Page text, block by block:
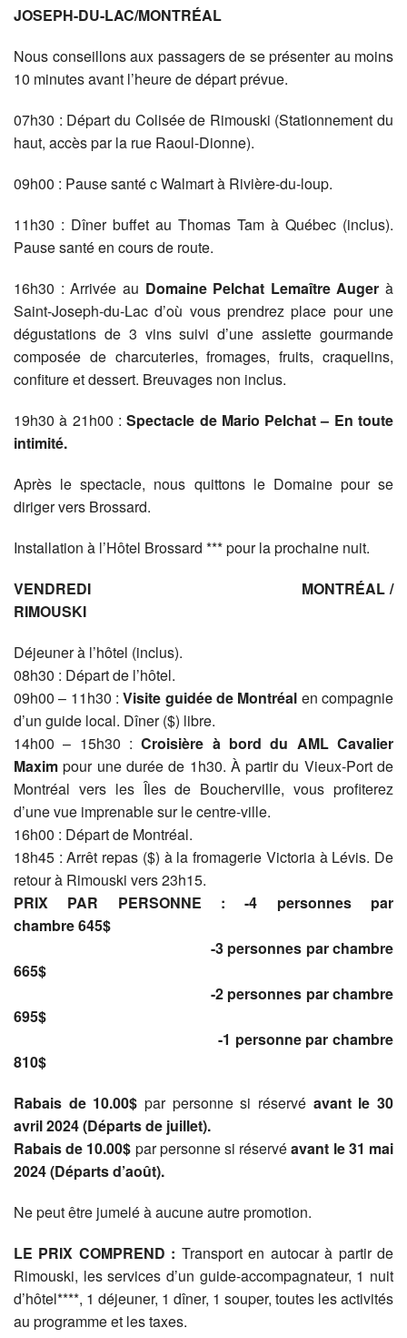
JOSEPH-DU-LAC/MONTRÉAL
Nous conseillons aux passagers de se présenter au moins
10 minutes avant l’heure de départ prévue.
07h30 : Départ du Colisée de Rimouski (Stationnement du
haut, accès par la rue Raoul-Dionne).
09h00 : Pause santé c Walmart à Rivière-du-loup.
11h30 : Dîner buffet au Thomas Tam à Québec (inclus).
Pause santé en cours de route.
16h30 : Arrivée au Domaine Pelchat Lemaître Auger à
Saint-Joseph-du-Lac d’où vous prendrez place pour une
dégustations de 3 vins suivi d’une assiette gourmande
composée de charcuteries, fromages, fruits, craquelins,
confiture et dessert. Breuvages non inclus.
19h30 à 21h00 :Spectacle de Mario Pelchat – En toute
intimité.
Après le spectacle, nous quittons le Domaine pour se
diriger vers Brossard.
Installation à l’Hôtel Brossard *** pour la prochaine nuit.
VENDREDI MONTRÉAL /
RIMOUSKI
Déjeuner à l’hôtel (inclus).
08h30 : Départ de l’hôtel.
09h00 – 11h30 : Visite guidée de Montréal en compagnie
d’un guide local. Dîner ($) libre.
14h00 – 15h30 :Croisière à bord du AML Cavalier
Maxim pour une durée de 1h30. À partir du Vieux-Port de
Montréal vers les Îles de Boucherville, vous profiterez
d’une vue imprenable sur le centre-ville.
16h00 : Départ de Montréal.
18h45 : Arrêt repas ($) à la fromagerie Victoria à Lévis. De
retour à Rimouski vers 23h15.
PRIX PAR PERSONNE : -4 personnes par
chambre 645$
-3 personnes par chambre
665$
-2 personnes par chambre
695$
-1 personne par chambre
810$
Rabais de 10.00$ par personne si réservé avant le 30
avril 2024 (Départs de juillet).
Rabais de 10.00$ par personne si réservéavant le 31 mai
2024 (Départs d’août).
Ne peut être jumelé à aucune autre promotion.
LE PRIX COMPREND : Transport en autocar à partir de
Rimouski, les services d’un guide-accompagnateur, 1 nuit
d’hôtel****, 1 déjeuner, 1 dîner, 1 souper, toutes les activités
au programme et les taxes.